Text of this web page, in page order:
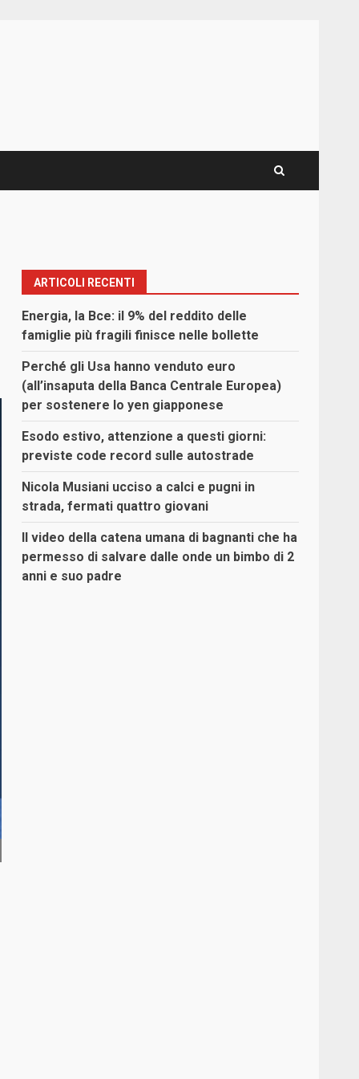
ARTICOLI RECENTI
Energia, la Bce: il 9% del reddito delle
famiglie più fragili finisce nelle bollette
Perché gli Usa hanno venduto euro
(all’insaputa della Banca Centrale Europea)
per sostenere lo yen giapponese
Esodo estivo, attenzione a questi giorni:
previste code record sulle autostrade
Nicola Musiani ucciso a calci e pugni in
strada, fermati quattro giovani
Il video della catena umana di bagnanti che ha
permesso di salvare dalle onde un bimbo di 2
anni e suo padre